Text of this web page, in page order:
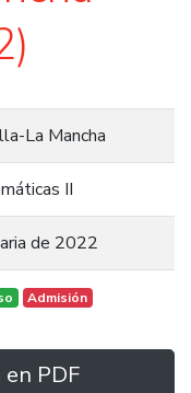
La Mancha
II
de 2022
Admisión
PDF